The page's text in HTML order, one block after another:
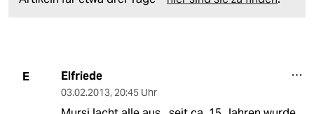
E Elfriede
03.02.2013, 20:45 Uhr